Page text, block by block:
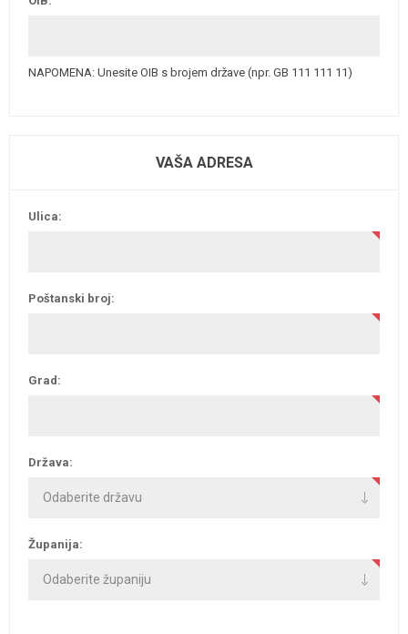
NAPOMENA: Unesite OIB s brojem države (npr. GB 111 111 11)
VAŠA ADRESA
Ulica:
Poštanski broj:
Grad:
Država:
Županija: